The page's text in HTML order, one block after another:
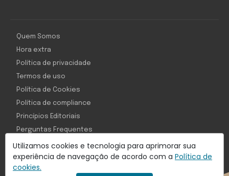
Utilizamos cookies e tecnologia para aprimorar sua
experiência de navegação de acordo com a Política de
cookies.
Com inteligência e tecnologia:
Quem Somos
Hora extra
Política de privacidade
Termos de uso
Política de Cookies
Política de compliance
Princípios Editoriais
Perguntas Frequentes